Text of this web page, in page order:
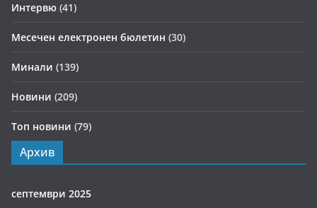
Интервю (41)
Месечен електронен бюлетин (30)
Минали (139)
Новини (209)
Топ новини (79)
Архив
септември 2025